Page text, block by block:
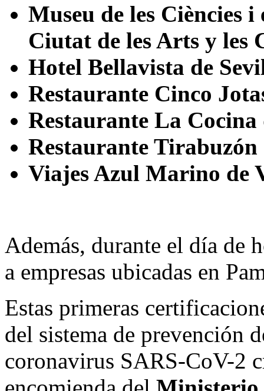
Museu de les Ciències
Ciutat de les Arts y les
Hotel Bellavista de
Restaurante Cinco
Restaurante La
Restaurante Tirabuzón
Viajes Azul Marino de
Además, durante el día de
a empresas ubicadas en
Estas primeras
del sistema de prevención
coronavirus SARS-CoV-2